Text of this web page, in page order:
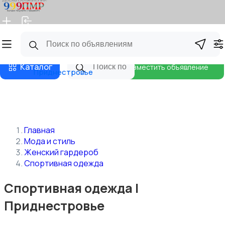
Главная
Каталог
Приднестровье
Разместить объявление
Главная
Мода и стиль
Женский гардероб
Спортивная одежда
Спортивная одежда |
Приднестровье